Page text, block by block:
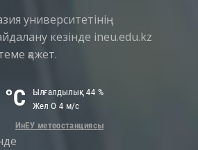
университетінің
кезінде ineu.edu.kz
қажет.